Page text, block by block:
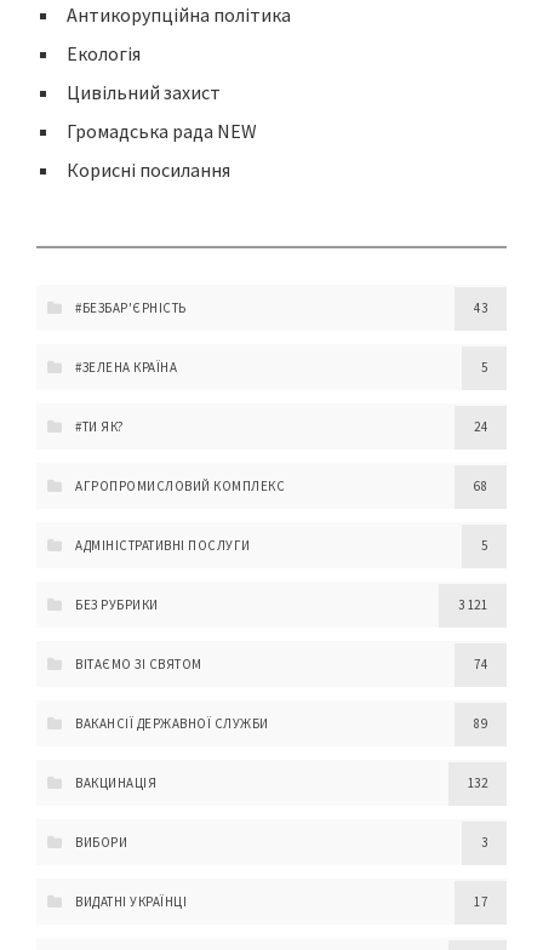
Антикорупційна політика
Екологія
Цивільний захист
Громадська рада NEW
Корисні посилання
#БЕЗБАР'ЄРНІСТЬ 43
#ЗЕЛЕНА КРАЇНА 5
#ТИ ЯК? 24
АГРОПРОМИСЛОВИЙ КОМПЛЕКС 68
АДМІНІСТРАТИВНІ ПОСЛУГИ 5
БЕЗ РУБРИКИ 3 121
ВІТАЄМО ЗІ СВЯТОМ 74
ВАКАНСІЇ ДЕРЖАВНОЇ СЛУЖБИ 89
ВАКЦИНАЦІЯ 132
ВИБОРИ 3
ВИДАТНІ УКРАЇНЦІ 17